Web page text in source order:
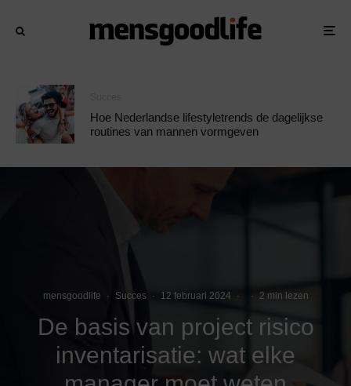
Hoe Nederlandse lifestyletrends de dagelijkse
routines van mannen vormgeven
mensgoodlife · Succes · 12 februari 2024 · · 2 min lezen
De basis van project risico
inventarisatie: wat elke